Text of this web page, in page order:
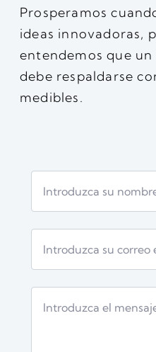
Prosperamos
ideas innovadoras,
entendemos que
debe respaldarse
medibles.